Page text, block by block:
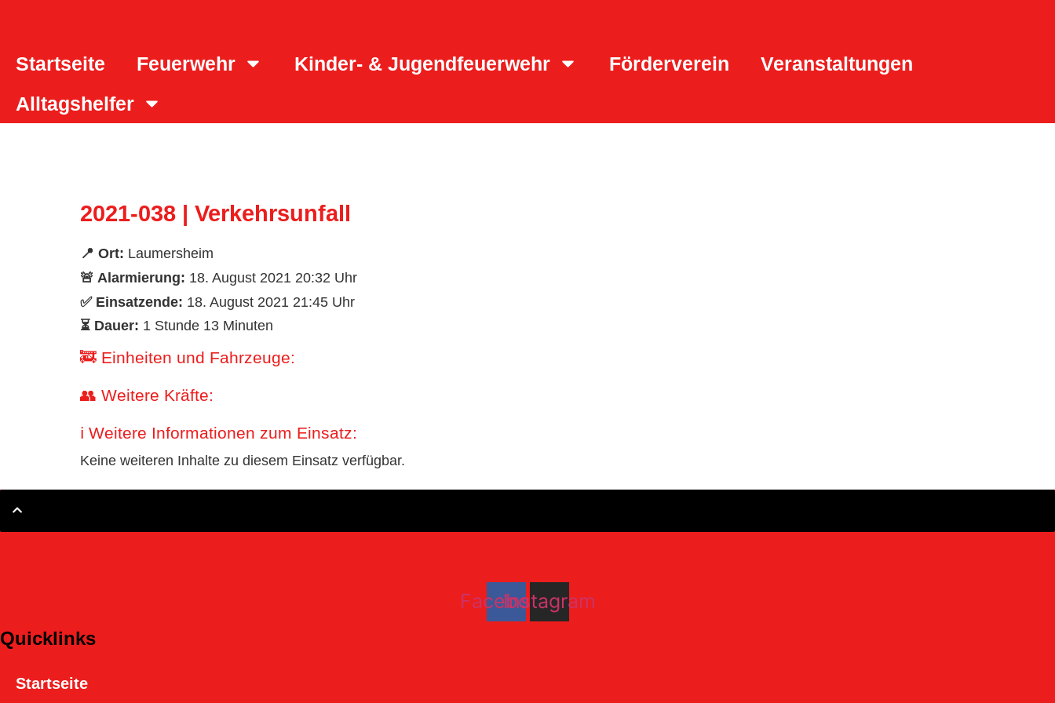
Startseite Feuerwehr Kinder- & Jugendfeuerwehr Förderverein
Veranstaltungen
Alltagshelfer
2021-038 | Verkehrsunfall
📍 Ort: Laumersheim
🚨 Alarmierung: 18. August 2021 20:32 Uhr
✅ Einsatzende: 18. August 2021 21:45 Uhr
⏳ Dauer: 1 Stunde 13 Minuten
🚒 Einheiten und Fahrzeuge:
👥 Weitere Kräfte:
ℹ️ Weitere Informationen zum Einsatz:
Keine weiteren Inhalte zu diesem Einsatz verfügbar.
Facebook
Instagram
Quicklinks
Startseite